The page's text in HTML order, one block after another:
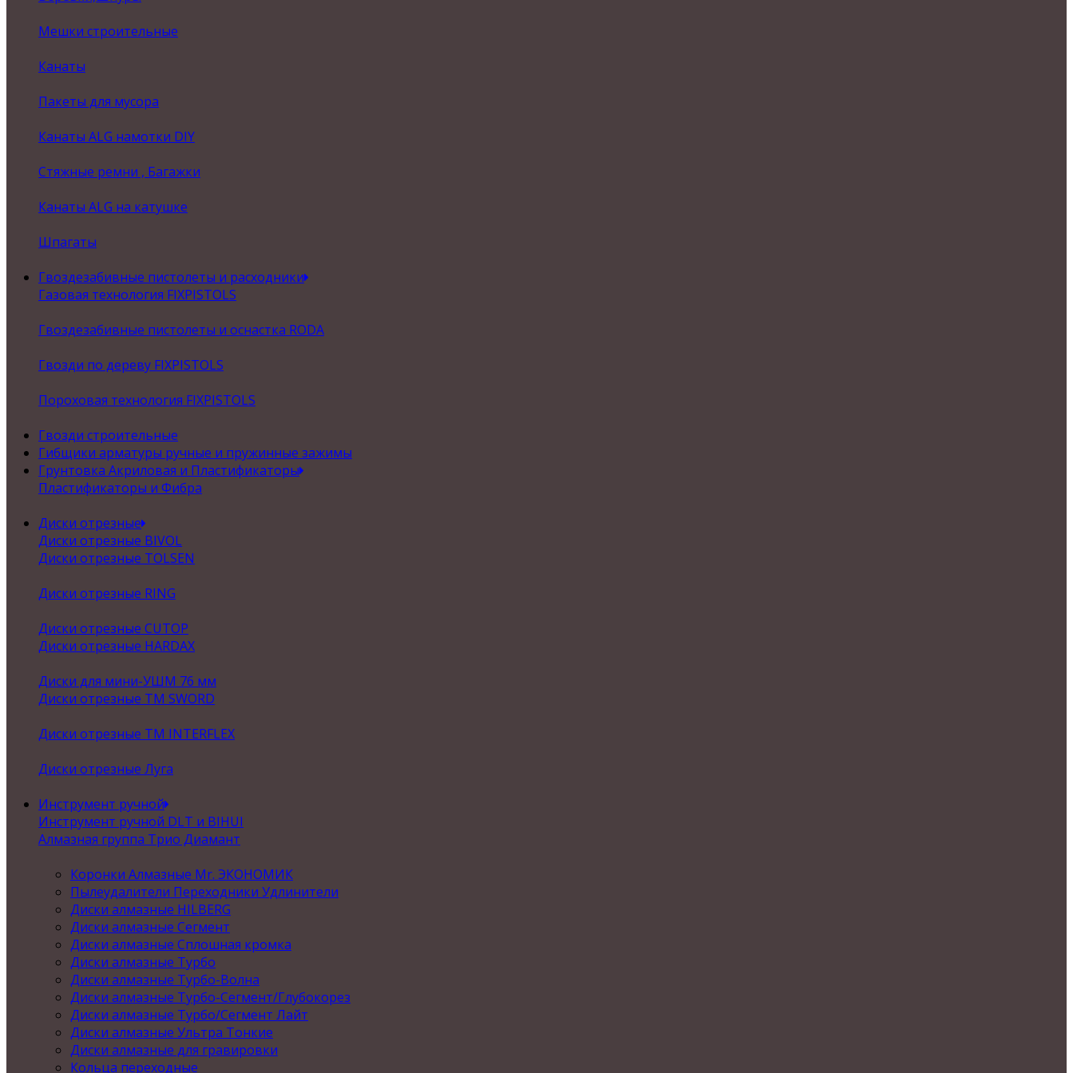
Мешки строительные
Канаты
Пакеты для мусора
Канаты ALG намотки DIY
Стяжные ремни , Багажки
Канаты ALG на катушке
Шпагаты
Гвоздезабивные пистолеты и расходники
Газовая технология FIXPISTOLS
Гвоздезабивные пистолеты и оснастка RODA
Гвозди по дереву FIXPISTOLS
Пороховая технология FIXPISTOLS
Гвозди строительные
Гибщики арматуры ручные и пружинные зажимы
Грунтовка Акриловая и Пластификаторы
Пластификаторы и Фибра
Диски отрезные
Диски отрезные BIVOL
Диски отрезные TOLSEN
Диски отрезные RING
Диски отрезные CUTOP
Диски отрезные HARDAX
Диски для мини-УШМ 76 мм
Диски отрезные ТМ SWORD
Диски отрезные ТМ INTERFLEX
Диски отрезные Луга
Инструмент ручной
Инструмент ручной DLT и BIHUI
Алмазная группа Трио Диамант
Коронки Алмазные Mr. ЭКОНОМИК
Пылеудалители Переходники Удлинители
Диски алмазные HILBERG
Диски алмазные Сегмент
Диски алмазные Сплошная кромка
Диски алмазные Турбо
Диски алмазные Турбо-Волна
Диски алмазные Турбо-Сегмент/Глубокорез
Диски алмазные Турбо/Сегмент Лайт
Диски алмазные Ультра Тонкие
Диски алмазные для гравировки
Кольца переходные